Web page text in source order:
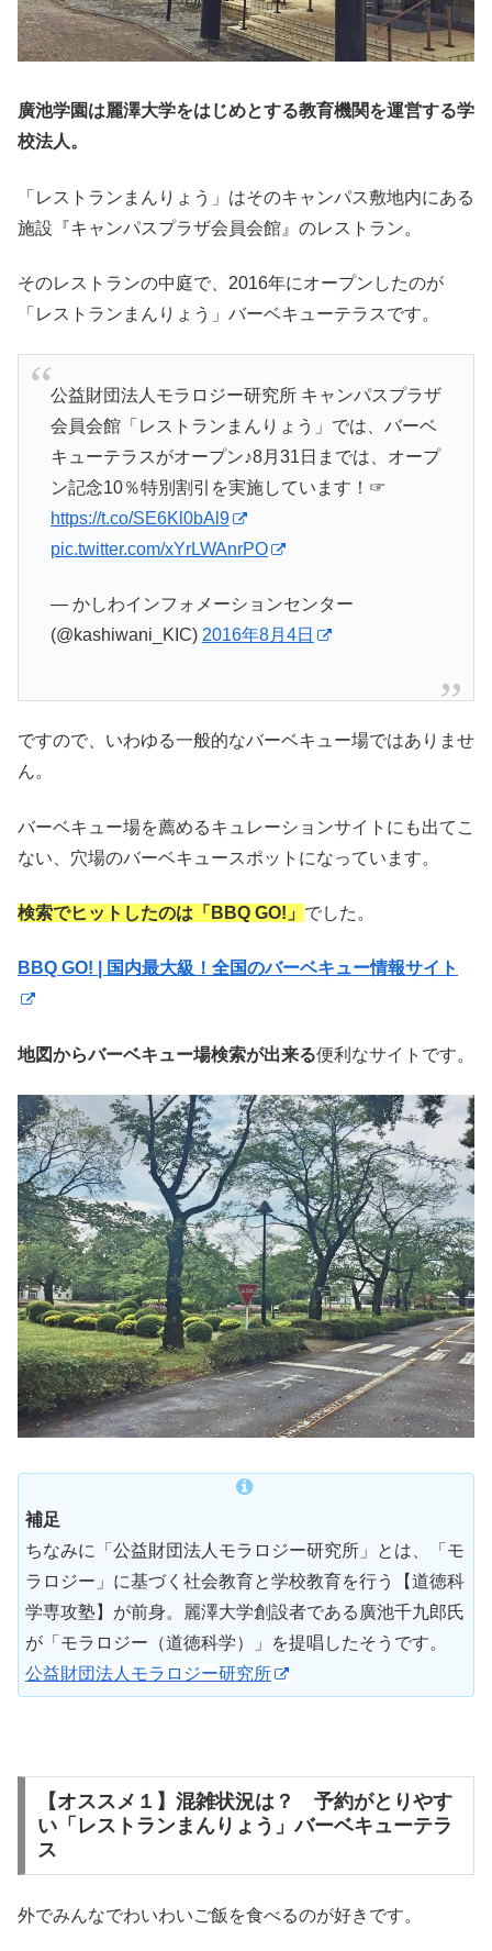
廣池学園は麗澤大学をはじめとする教育機関を運営する学
校法人。
「レストランまんりょう」はそのキャンパス敷地内にある
施設『キャンパスプラザ会員会館』のレストラン。
そのレストランの中庭で、2016年にオープンしたのが
「レストランまんりょう」バーベキューテラスです。
公益財団法人モラロジー研究所 キャンパスプラザ
会員会館「レストランまんりょう」では、バーベ
キューテラスがオープン♪8月31日までは、オープ
ン記念10％特別割引を実施しています！☞
https://t.co/SE6Kl0bAl9
pic.twitter.com/xYrLWAnrPO
— かしわインフォメーションセンター
(@kashiwani_KIC) 2016年8月4日
ですので、いわゆる一般的なバーベキュー場ではありませ
ん。
バーベキュー場を薦めるキュレーションサイトにも出てこ
ない、穴場のバーベキュースポットになっています。
検索でヒットしたのは「BBQ GO!」 でした。
BBQ GO! | 国内最大級！全国のバーベキュー情報サイト
地図からバーベキュー場検索が出来る便利なサイトです。
補足
ちなみに「公益財団法人モラロジー研究所」とは、「モ
ラロジー」に基づく社会教育と学校教育を行う【道徳科
学専攻塾】が前身。麗澤大学創設者である廣池千九郎氏
が「モラロジー（道徳科学）」を提唱したそうです。
公益財団法人モラロジー研究所
【オススメ１】混雑状況は？ 予約がとりやす
い「レストランまんりょう」バーベキューテラ
ス
外でみんなでわいわいご飯を食べるのが好きです。